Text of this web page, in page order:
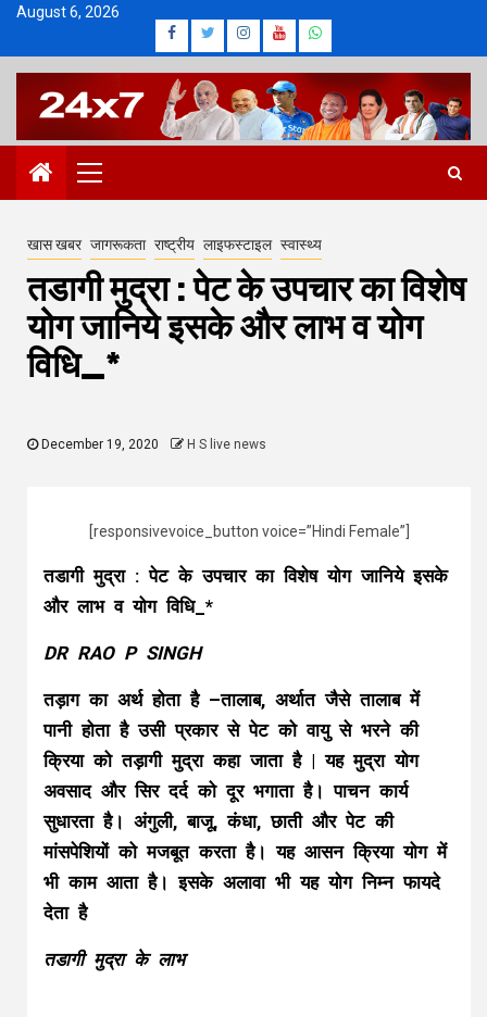
Skip
content
August 6, 2026
Facebook
Twitter
Instagram
Youtube
Whatsapp
Primary
Menu
खास खबर जागरूकता राष्ट्रीय लाइफस्टाइल स्वास्थ्य
तडागी मुद्रा : पेट के उपचार का विशेष
योग जानिये इसके और लाभ व योग
विधि_*
December 19, 2020 H S live news
[responsivevoice_button voice=”Hindi Female”]
तडागी मुद्रा : पेट के उपचार का विशेष योग जानिये इसके
और लाभ व योग विधि_*
DR RAO P SINGH
तड़ाग का अर्थ होता है –तालाब, अर्थात जैसे तालाब में
पानी होता है उसी प्रकार से पेट को वायु से भरने की
क्रिया को तड़ागी मुद्रा कहा जाता है | यह मुद्रा योग
अवसाद और सिर दर्द को दूर भगाता है। पाचन कार्य
सुधारता है। अंगुली, बाजू, कंधा, छाती और पेट की
मांसपेशियों को मजबूत करता है। यह आसन क्रिया योग में
भी काम आता है। इसके अलावा भी यह योग निम्न फायदे
देता है
तडागी मुद्रा के लाभ